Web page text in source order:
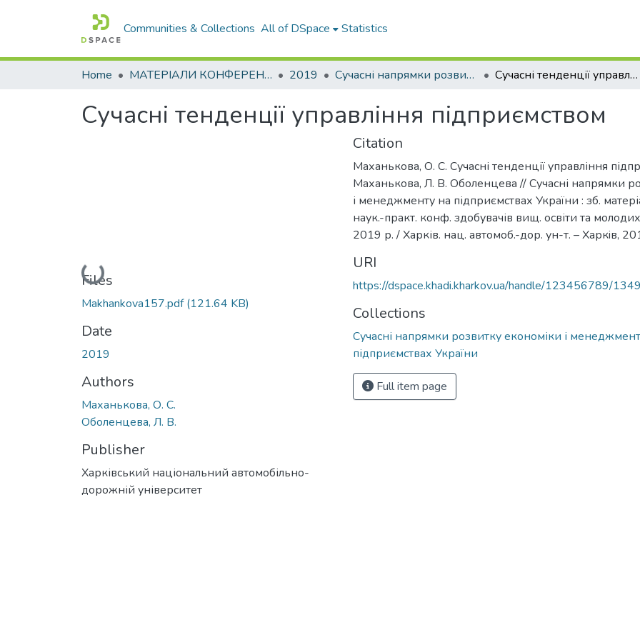
Communities & Collections All of DSpace Statistics
Home МАТЕРІАЛИ КОНФЕРЕНЦІЙ 2019 Сучасні напрямки розвитку економіки і менеджменту на підприємствах України Сучасні тенденції управління підприємством
Сучасні тенденції управління підприємством
Loading...
Files
Makhankova157.pdf(121.64 KB)
Date
2019
Authors
Маханькова, О. С.
Оболенцева, Л. В.
Publisher
Харківський національний автомобільно-
дорожній університет
Citation
Маханькова, О. С. Сучасні тенденції управління
Маханькова, Л. В. Оболенцева // Сучасні напрямки
і менеджменту на підприємствах України : зб.
наук.-практ. конф. здобувачів вищ. освіти та
2019 р. / Харків. нац. автомоб.-дор. ун-т. – Харкiв,
URI
https://dspace.khadi.kharkov.ua/handle/123456789/
Collections
Сучасні напрямки розвитку економіки і
підприємствах України
Full item page